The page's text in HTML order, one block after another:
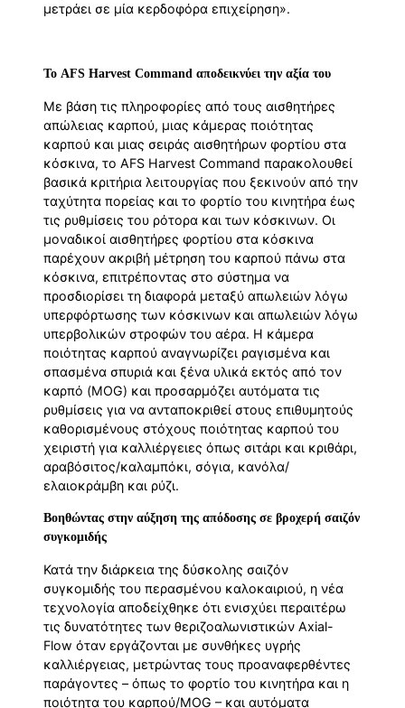
μετράει σε μία κερδοφόρα επιχείρηση».
Το AFS Harvest Command αποδεικνύει την αξία του
Με βάση τις πληροφορίες από τους αισθητήρες
απώλειας καρπού, μιας κάμερας ποιότητας
καρπού και μιας σειράς αισθητήρων φορτίου στα
κόσκινα, το AFS Harvest Command παρακολουθεί
βασικά κριτήρια λειτουργίας που ξεκινούν από την
ταχύτητα πορείας και το φορτίο του κινητήρα έως
τις ρυθμίσεις του ρότορα και των κόσκινων. Οι
μοναδικοί αισθητήρες φορτίου στα κόσκινα
παρέχουν ακριβή μέτρηση του καρπού πάνω στα
κόσκινα, επιτρέποντας στο σύστημα να
προσδιορίσει τη διαφορά μεταξύ απωλειών λόγω
υπερφόρτωσης των κόσκινων και απωλειών λόγω
υπερβολικών στροφών του αέρα. Η κάμερα
ποιότητας καρπού αναγνωρίζει ραγισμένα και
σπασμένα σπυριά και ξένα υλικά εκτός από τον
καρπό (MOG) και προσαρμόζει αυτόματα τις
ρυθμίσεις για να ανταποκριθεί στους επιθυμητούς
καθορισμένους στόχους ποιότητας καρπού του
χειριστή για καλλιέργειες όπως σιτάρι και κριθάρι,
αραβόσιτος/καλαμπόκι, σόγια, κανόλα/
ελαιοκράμβη και ρύζι.
Βοηθώντας στην αύξηση της απόδοσης σε βροχερή σαιζόν
συγκομιδής
Κατά την διάρκεια της δύσκολης σαιζόν
συγκομιδής του περασμένου καλοκαιριού, η νέα
τεχνολογία αποδείχθηκε ότι ενισχύει περαιτέρω
τις δυνατότητες των θεριζοαλωνιστικών Axial-
Flow όταν εργάζονται με συνθήκες υγρής
καλλιέργειας, μετρώντας τους προαναφερθέντες
παράγοντες – όπως το φορτίο του κινητήρα και η
ποιότητα του καρπού/MOG – και αυτόματα